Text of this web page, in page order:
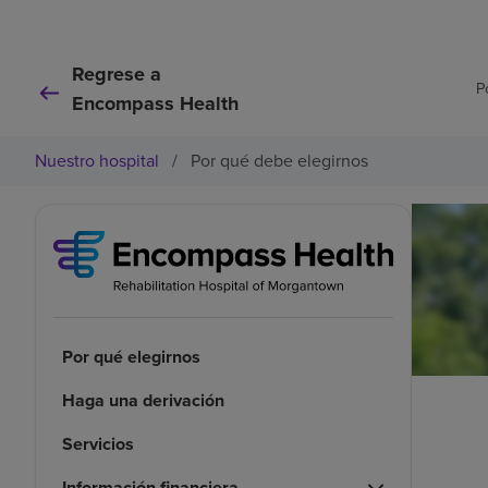
Regrese a
Encompass Health
Nuestro hospital / Por qué debe elegirnos
Por qué elegirnos
Haga una derivación
Servicios